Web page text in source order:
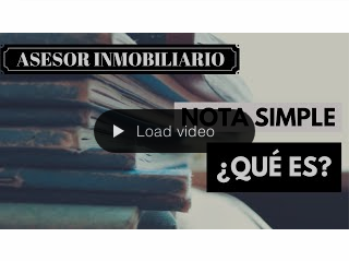
Load video